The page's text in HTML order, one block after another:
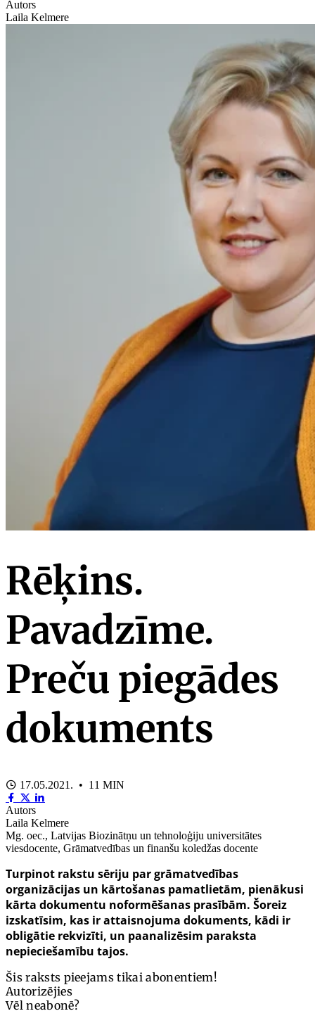
Autors
Laila Kelmere
Rēķins.
Pavadzīme.
Preču piegādes
dokuments
17.05.2021. • 11 MIN
Autors
Laila Kelmere
Mg. oec., Latvijas Biozinātņu un tehnoloģiju universitātes
viesdocente, Grāmatvedības un finanšu koledžas docente
Turpinot rakstu sēriju par grāmatvedības
organizācijas un kārtošanas pamatlietām, pienākusi
kārta dokumentu noformēšanas prasībām. Šoreiz
izskatīsim, kas ir attaisnojuma dokuments, kādi ir
obligātie rekvizīti, un paanalizēsim paraksta
nepieciešamību tajos.
Šis raksts pieejams tikai abonentiem!
Autorizējies
Vēl neabonē?